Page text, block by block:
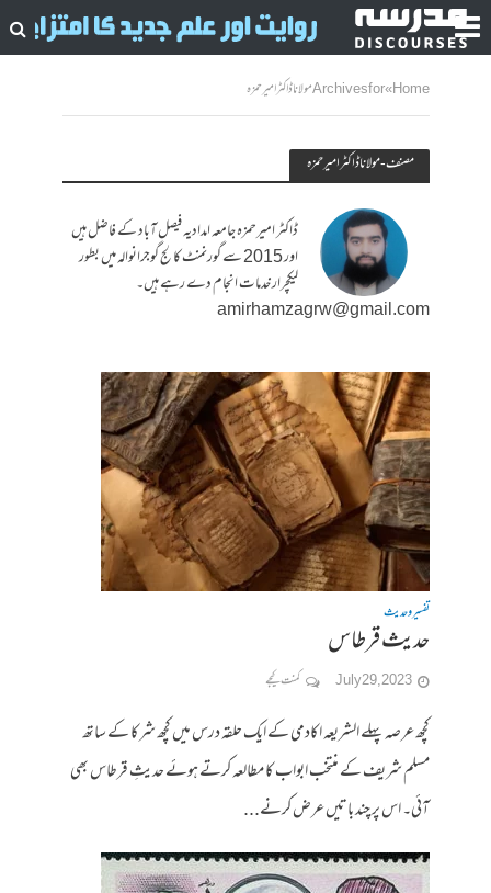
Home
»Archives for مولانا ڈاکٹر امیر حمزہ
مصنف - مولانا ڈاکٹر امیر حمزہ
ڈاکٹر امیرحمزہ جامعہ امدادیہ فیصل آباد کے فاضل ہیں
اور 2015 سے گورنمنٹ کالج گوجرانوالہ میں بطور
لیکچرار خدمات انجام دے رہے ہیں۔
amirhamzagrw@gmail.com
تفسیر وحدیث
حدیث قرطاس
July 29, 2023 کمنت کیجے
کچھ عرصہ پہلے الشریعہ اکادمی کے ایک حلقہ درس میں کچھ شرکا کے ساتھ
مسلم شریف کے منتخب ابواب کا مطالعہ کرتے ہوئے حدیثِ قرطاس بھی
آئی۔ اس پر چند باتیں عرض کرنے...